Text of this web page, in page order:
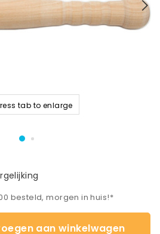
tab to enlarge
besteld, morgen in huis!*
aan winkelwagen